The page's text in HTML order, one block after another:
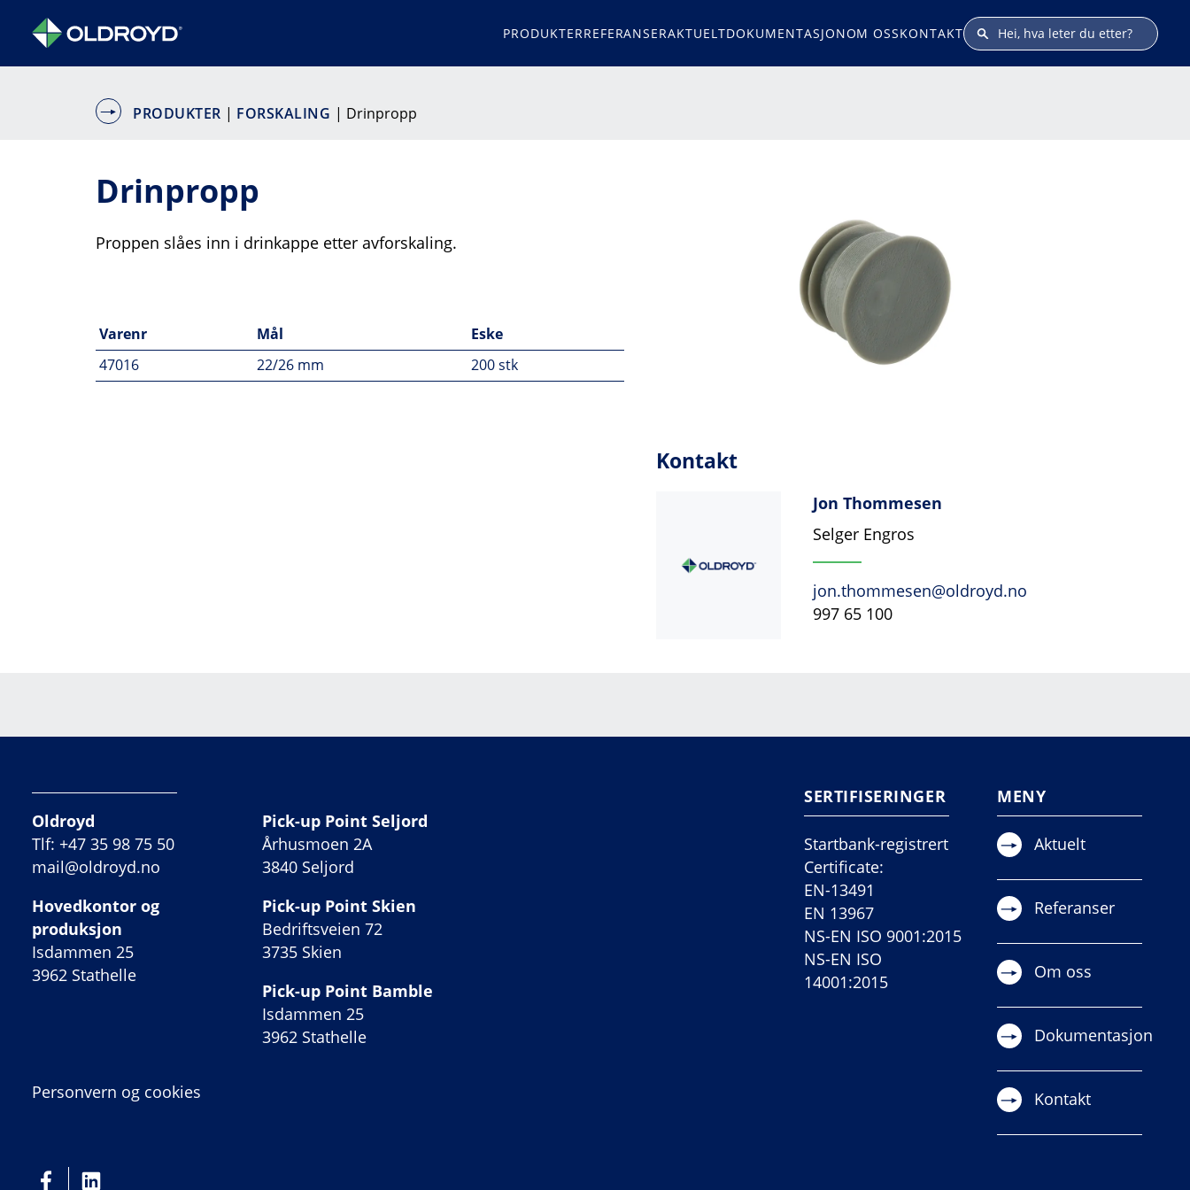
PRODUKTERREFERANSERAKTUELTDOKUMENTASJONOM OSSKONTAKT
PRODUKTER | FORSKALING | Drinpropp
Drinpropp
Proppen slåes inn i drinkappe etter avforskaling.
Varenr Mål
Eske
47016
22/26 mm 200 stk
Kontakt
Jon Thommesen
Selger Engros
jon.thommesen@oldroyd.no
997 65 100
Oldroyd
Tlf: +47 35 98 75 50
mail@oldroyd.no
Hovedkontor og
produksjon
Isdammen 25
3962 Stathelle
Pick-up Point Seljord
Århusmoen 2A
3840 Seljord
Pick-up Point Skien
Bedriftsveien 72
3735 Skien
Pick-up Point Bamble
Isdammen 25
3962 Stathelle
Personvern og cookies
SERTIFISERINGER
Startbank-registrert
Certificate:
EN-13491
EN 13967
NS-EN ISO 9001:2015
NS-EN ISO
14001:2015
MENY
Aktuelt
Referanser
Om oss
Dokumentasjon
Kontakt